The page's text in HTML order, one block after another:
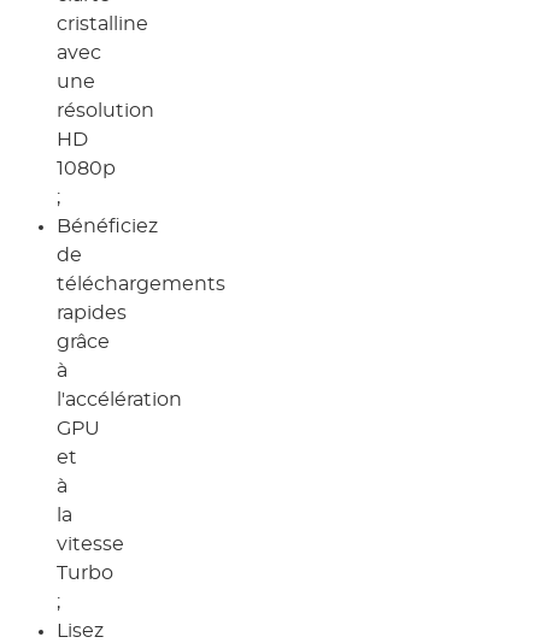
cristalline
avec
une
résolution
HD
1080p
;
Bénéficiez
de
téléchargements
rapides
grâce
à
l'accélération
GPU
et
à
la
vitesse
Turbo
;
Lisez